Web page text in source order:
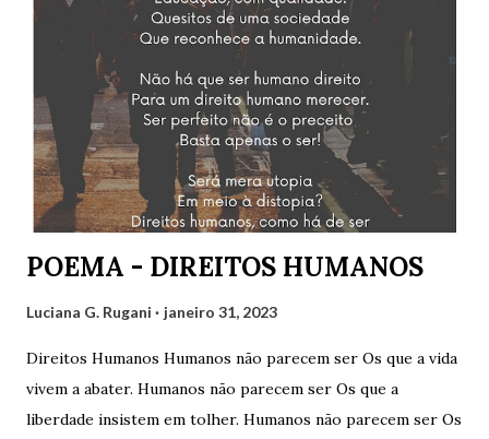
Mirtzi Lima Ribeiro e Valéria Kataki e com os convidados
Hairon Herbert, Julimar Silva, Ricardo Vianna Hoffmann e
Tarciso Martins. Agradeço a Gilvaldo Quinzeiro pelo
convite e pela oportunidade de participar de um encontro
tão engrandecedor, oportunidade que temos para aprender
muito sobre variados assuntos. Cliquem abaixo para
assistir: Luciana G. Rugani
POEMA - DIREITOS HUMANOS
Luciana G. Rugani janeiro 31, 2023
Direitos Humanos Humanos não parecem ser Os que a vida
vivem a abater. Humanos não parecem ser Os que a
liberdade insistem em tolher. Humanos não parecem ser Os